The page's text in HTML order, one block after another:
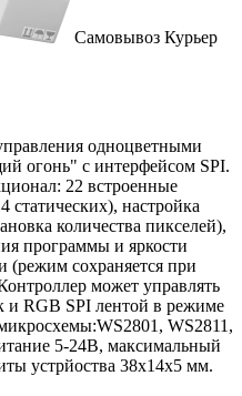
Самовывоз Курьер
одноцветными
огонь" с интерфейсом SPI.
22 встроенные
настройка
количества пикселей),
программы и яркости
(режим сохраняется при
может управлять
и RGB SPI лентой в режиме
WS2811,
5-24В, максимальный
устрйоства 38x14x5 мм.